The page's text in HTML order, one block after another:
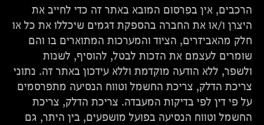
הרכבים, אין בפרסום המובא באתר זה כדי לחייב את
היצרן ו/או את החברה בהספקת דגמים שיכללו את כל או
חלק מהאביזרים, הציוד והמערכות המתוארים בו והם
שומרים לעצמם את הזכות לבטל, להוסיף, לשנות
ולשפר, ללא הודעה מוקדמת וללא עידכון באתר זה. נתוני
צריכת הדלק, צריכת החשמל וטווח הנסיעה מתפרסמים
על פי דין לפי בדיקות המעבדה. צריכת הדלק, צריכת
החשמל וטווח הנסיעה בפועל מושפעים, בין היתר, גם